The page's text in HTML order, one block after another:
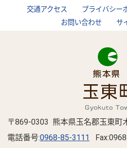
交通アクセス プライバシー
お問い合わせ
サ
〒869-0303 熊本県玉名郡玉東町
電話番号:0968-85-3111